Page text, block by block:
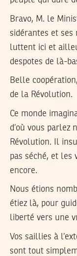
Bravo, M. le
sidérantes et ses
luttent ici et
despotes de là-
Belle
de la Révolution.
Ce monde
d’où vous
Révolution. Il
pas séché, et les
encore.
Nous étions
étiez là, pour
liberté vers une
Vos saillies à
sont tout